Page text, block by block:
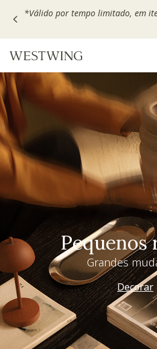
Escolha seu VOUCHER e ganhe
Pequenos
Grandes
Decorar